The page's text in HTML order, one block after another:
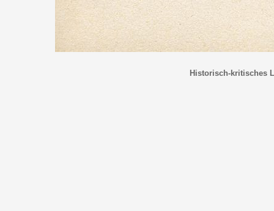
Historisch-kritisches